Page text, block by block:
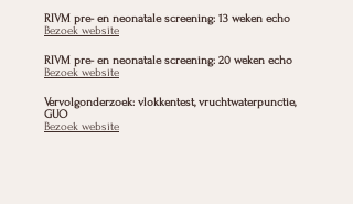
RIVM pre- en neonatale screening: 13 weken echo
Bezoek website
RIVM pre- en neonatale screening: 20 weken echo
Bezoek website
Vervolgonderzoek: vlokkentest, vruchtwaterpunctie,
GUO
Bezoek website